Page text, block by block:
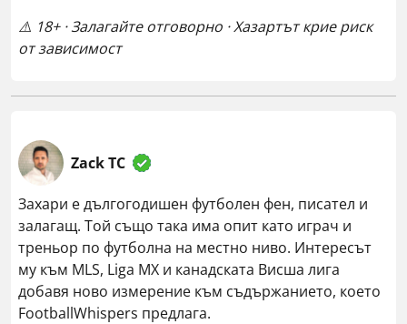
⚠️ 18+ · Залагайте отговорно · Хазартът крие риск
от зависимост
Zack TC
Захари е дългогодишен футболен фен, писател и
залагащ. Той също така има опит като играч и
треньор по футболна на местно ниво. Интересът
му към MLS, Liga MX и канадската Висша лига
добавя ново измерение към съдържанието, което
FootballWhispers предлага.